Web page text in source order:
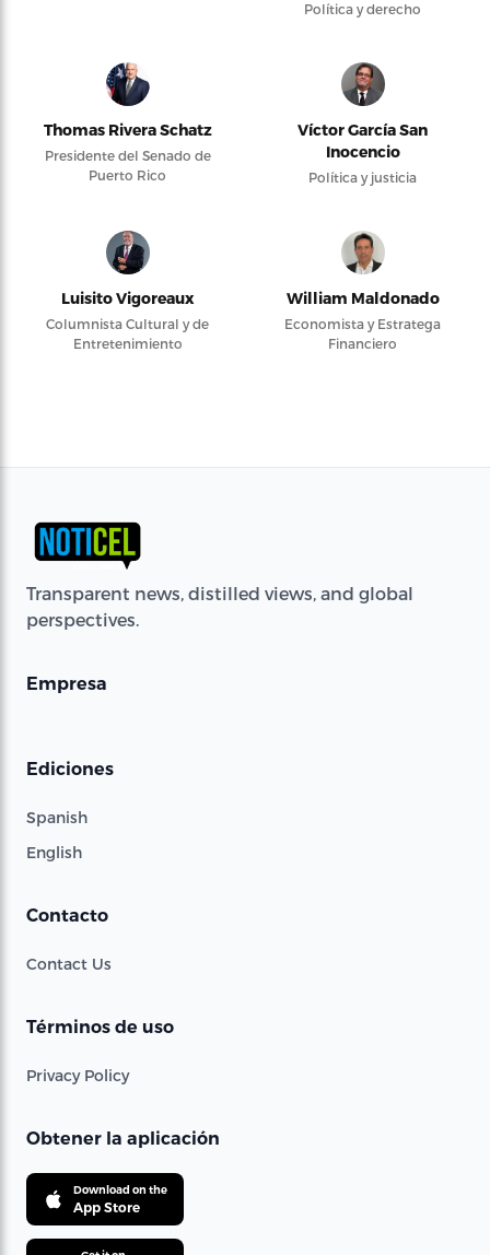
Política y derecho
Thomas Rivera Schatz
Presidente del Senado de
Puerto Rico
Víctor García San
Inocencio
Política y justicia
Luisito Vigoreaux
Columnista Cultural y de
Entretenimiento
William Maldonado
Economista y Estratega
Financiero
Transparent news, distilled views, and global
perspectives.
Empresa
Ediciones
Spanish
English
Contacto
Contact Us
Términos de uso
Privacy Policy
Obtener la aplicación
Download on the
App Store